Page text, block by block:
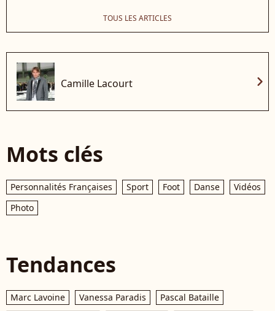
TOUS LES ARTICLES
Camille Lacourt chevron_right
Mots clés
Personnalités Françaises Sport Foot Danse
Vidéos
Photo
Tendances
Marc Lavoine Vanessa Paradis
Pascal Bataille